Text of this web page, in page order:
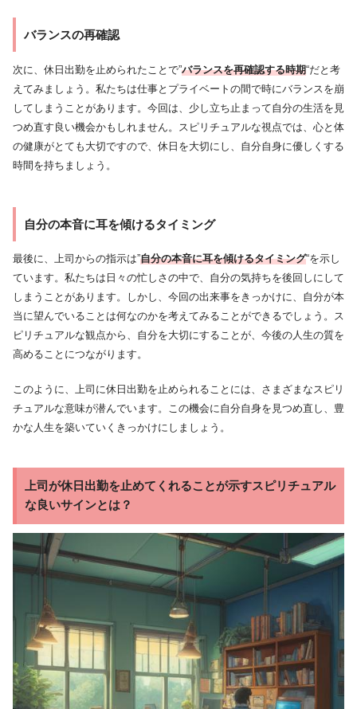
バランスの再確認
次に、休日出勤を止められたことで”バランスを再確認する時期“だと考
えてみましょう。私たちは仕事とプライベートの間で時にバランスを崩
してしまうことがあります。今回は、少し立ち止まって自分の生活を見
つめ直す良い機会かもしれません。スピリチュアルな視点では、心と体
の健康がとても大切ですので、休日を大切にし、自分自身に優しくする
時間を持ちましょう。
自分の本音に耳を傾けるタイミング
最後に、上司からの指示は”自分の本音に耳を傾けるタイミング“を示し
ています。私たちは日々の忙しさの中で、自分の気持ちを後回しにして
しまうことがあります。しかし、今回の出来事をきっかけに、自分が本
当に望んでいることは何なのかを考えてみることができるでしょう。ス
ピリチュアルな観点から、自分を大切にすることが、今後の人生の質を
高めることにつながります。
このように、上司に休日出勤を止められることには、さまざまなスピリ
チュアルな意味が潜んでいます。この機会に自分自身を見つめ直し、豊
かな人生を築いていくきっかけにしましょう。
上司が休日出勤を止めてくれることが示すスピリチュアル
な良いサインとは？